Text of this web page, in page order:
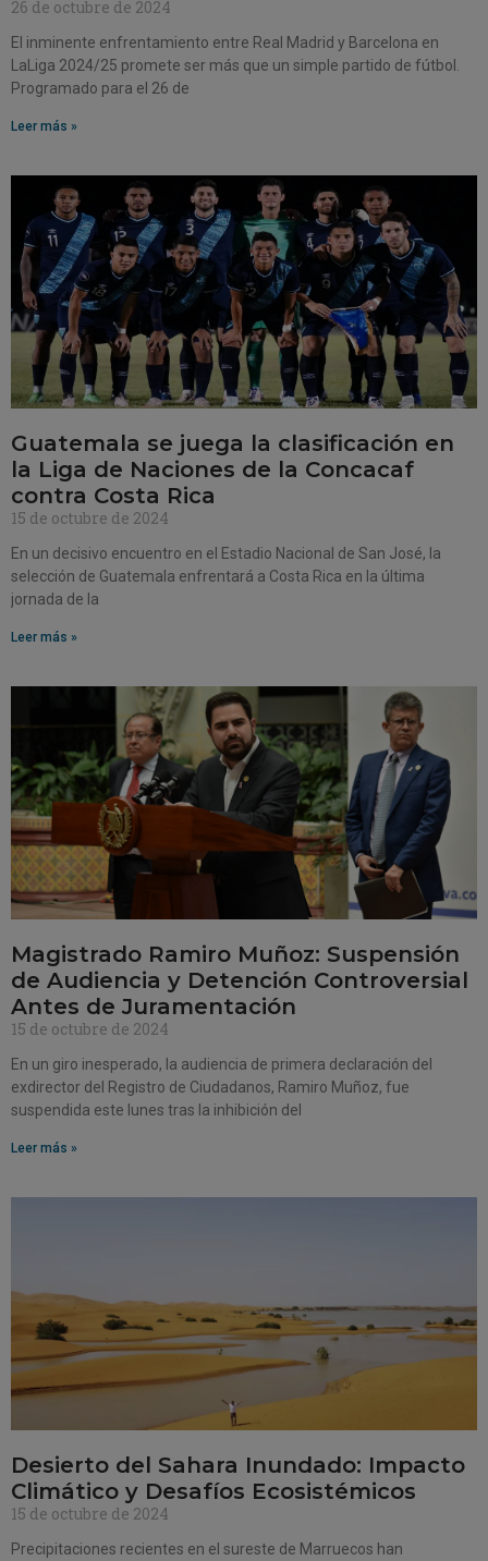
26 de octubre de 2024
El inminente enfrentamiento entre Real Madrid y Barcelona en
LaLiga 2024/25 promete ser más que un simple partido de fútbol.
Programado para el 26 de
Leer más »
Guatemala se juega la clasificación en
la Liga de Naciones de la Concacaf
contra Costa Rica
15 de octubre de 2024
En un decisivo encuentro en el Estadio Nacional de San José, la
selección de Guatemala enfrentará a Costa Rica en la última
jornada de la
Leer más »
Magistrado Ramiro Muñoz: Suspensión
de Audiencia y Detención Controversial
Antes de Juramentación
15 de octubre de 2024
En un giro inesperado, la audiencia de primera declaración del
exdirector del Registro de Ciudadanos, Ramiro Muñoz, fue
suspendida este lunes tras la inhibición del
Leer más »
Desierto del Sahara Inundado: Impacto
Climático y Desafíos Ecosistémicos
15 de octubre de 2024
Precipitaciones recientes en el sureste de Marruecos han